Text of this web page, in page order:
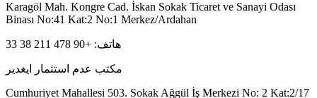
Karagöl Mah. Kongre Cad. İskan Sokak Ticaret ve Sanayi Odası
Binası No:41 Kat:2 No:1 Merkez/Ardahan
هاتف: +90 478 211 38 33
مكتب عدم استثمار ايغدير
Cumhuriyet Mahallesi 503. Sokak Ağgül İş Merkezi No: 2 Kat:2/17